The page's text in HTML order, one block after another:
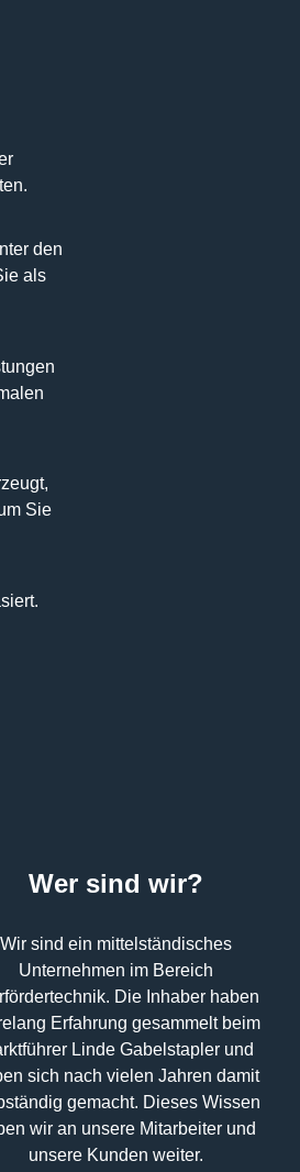
den
als
Sie
Wer sind wir?
Wir sind ein mittelständisches
Unternehmen im Bereich
Die Inhaber haben
Erfahrung gesammelt beim
Linde Gabelstapler und
sich nach vielen Jahren damit
gemacht. Dieses Wissen
wir an unsere Mitarbeiter und
unsere Kunden weiter.